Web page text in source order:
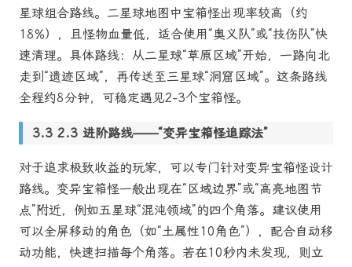
星球组合路线。二星球地图中宝箱怪出现率较高（约
18%），且怪物血量低，适合使用“奥义队”或“技伤队”快
速清理。具体路线：从二星球“草原区域”开始，一路向北
走到“遗迹区域”，再传送至三星球“洞窟区域”。这条路线
全程约8分钟，可稳定遇见2-3个宝箱怪。
2.3 进阶路线——“变异宝箱怪追踪法”
对于追求极致收益的玩家，可以专门针对变异宝箱怪设计
路线。变异宝箱怪一般出现在“区域边界”或“高亮地图节
点”附近，例如五星球“混沌领域”的四个角落。建议使用
可以全屏移动的角色（如“土属性10角色”），配合自动移
动功能，快速扫描每个角落。若在10秒内未发现，则立